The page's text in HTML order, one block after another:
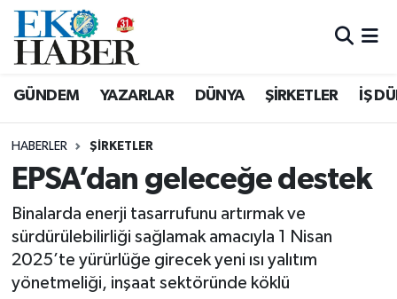
GÜNDEM YAZARLAR DÜNYA ŞİRKETLER İŞ
HABERLER ŞIRKETLER
EPSA’dan geleceğe destek
Binalarda enerji tasarrufunu artırmak ve
sürdürülebilirliği sağlamak amacıyla 1 Nisan
2025’te yürürlüğe girecek yeni ısı yalıtım
yönetmeliği, inşaat sektöründe köklü
Hava Durumu
Son Dakika Haberleri
Haber Arşivi